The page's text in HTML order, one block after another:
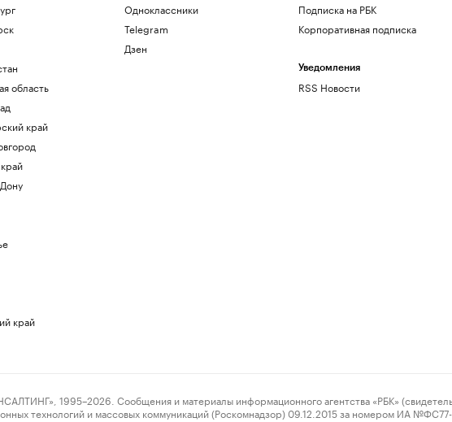
область
край
край
Одноклассники
Telegram
Дзен
Подписка на РБК
Корпоративная подписка
Уведомления
RSS Новости
1995–2026. Сообщения и материалы информационного агентства «РБК»
технологий и массовых коммуникаций (Роскомнадзор) 09.12.2015 за номером ИА